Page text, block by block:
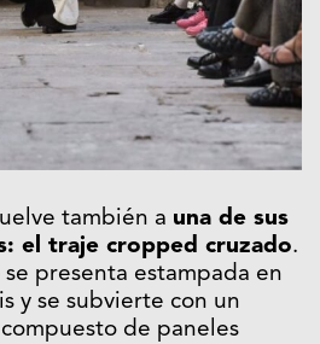
también a una de sus
el traje cropped cruzado.
presenta estampada en
y se subvierte con un
de paneles